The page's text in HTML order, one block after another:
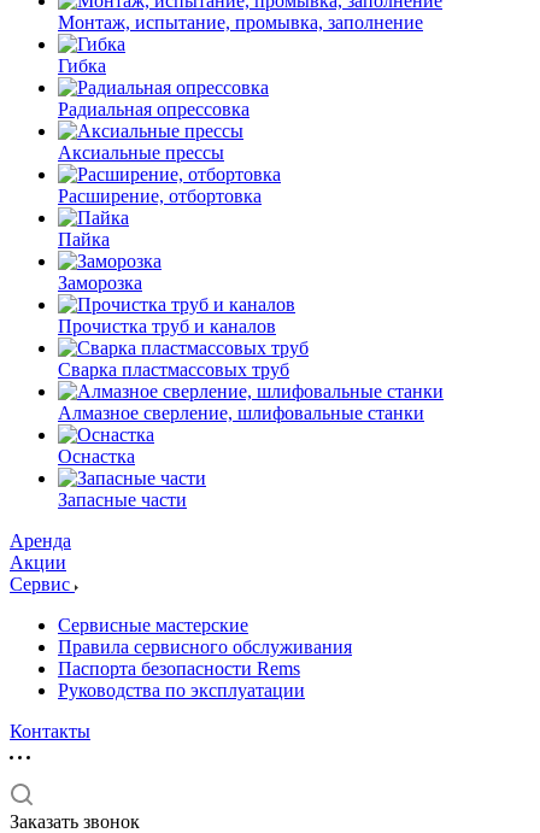
Монтаж, испытание, промывка, заполнение
Гибка
Радиальная опрессовка
Аксиальные прессы
Расширение, отбортовка
Пайка
Заморозка
Прочистка труб и каналов
Сварка пластмассовых труб
Алмазное сверление, шлифовальные станки
Оснастка
Запасные части
Аренда
Акции
Сервис
Сервисные мастерские
Правила сервисного обслуживания
Паспорта безопасности Rems
Руководства по эксплуатации
Контакты
Заказать звонок